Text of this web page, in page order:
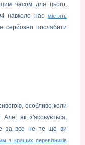
часом для цього,
навколо нас містять
серйозно послабити
особливо коли
Але, як з'ясовується,
за все не те що ви
з кращих перевізників